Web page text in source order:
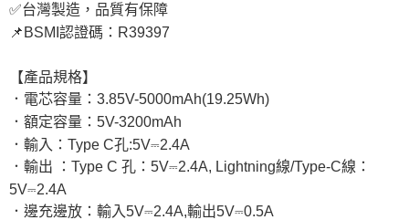
✅台灣製造，品質有保障
📌BSMI認證碼：R39397
【產品規格】
．電芯容量：3.85V-5000mAh(19.25Wh)
．額定容量：5V-3200mAh
．輸入：Type C孔:5V⎓2.4A
．輸出 ：Type C 孔：5V⎓2.4A, Lightning線/Type-C線：
5V⎓2.4A
．邊充邊放：輸入5V⎓2.4A,輸出5V⎓0.5A